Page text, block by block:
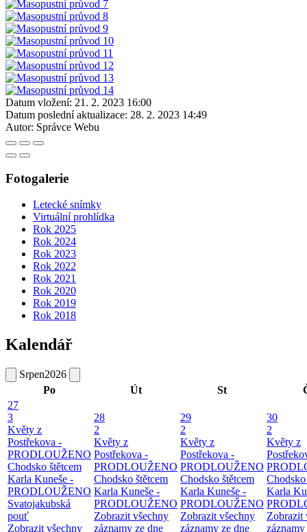
Datum vložení: 21. 2. 2023 16:00
Datum poslední aktualizace: 28. 2. 2023 14:49
Autor: Správce Webu
Fotogalerie
Letecké snímky
Virtuální prohlídka
Rok 2025
Rok 2024
Rok 2023
Rok 2022
Rok 2021
Rok 2020
Rok 2019
Rok 2018
Kalendář
Srpen2026
Po
Út St
27
3
Květy z
Postřekova -
PRODLOUŽENO
Chodsko štětcem
Karla Kuneše -
PRODLOUŽENO
Svatojakubská
pouť
Zobrazit všechny
28
2
Květy z
Postřekova -
PRODLOUŽENO
Chodsko štětcem
Karla Kuneše -
PRODLOUŽENO
Zobrazit všechny
záznamy ze dne
29
2
Květy z
Postřekova -
PRODLOUŽENO
Chodsko štětcem
Karla Kuneše -
PRODLOUŽENO
Zobrazit všechny
záznamy ze dne
30
2
Květy z
Chodsko
Karla
Zobrazit